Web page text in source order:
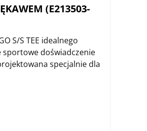
(E213503-
S/S TEE idealnego
sportowe doświadczenie
specjalnie dla